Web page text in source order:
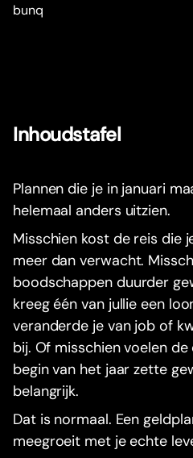
bunq
Inhoudstafel
Plannen die je in januari
helemaal anders uitzien.
Misschien kost de reis die
meer dan verwacht.
boodschappen duurder
kreeg één van jullie een
veranderde je van job of
bij. Of misschien voelen
begin van het jaar zette
belangrijk.
Dat is normaal. Een
meegroeit met je echte